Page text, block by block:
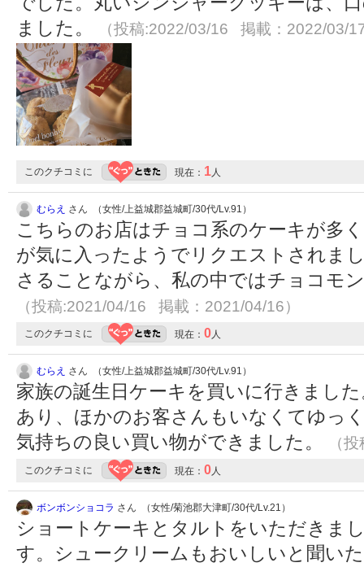
ました。
（投稿:2022/03/16 掲載：2022/03/
このクチコミに 現在： 1人
むらえ さん （女性/上益城郡益城町/30代/Lv.91）
こちらのお店はチョコ系のケーキが多
が気に入ったようでリクエストされま
さることながら、私の中ではチョコモ
（投稿:2021/04/16 掲載：2021/04/16）
このクチコミに 現在： 0人
むらえ さん （女性/上益城郡益城町/30代/Lv.91）
家族の誕生日ケーキを買いに行きまし
あり、ほかのお客さんもいなくてゆっ
気持ちの良い買い物ができました。
（
このクチコミに 現在： 0人
ボンボンショコラ さん （女性/菊池郡大津町/30代/Lv.21）
ショートケーキとタルトをいただきま
す。シュークリームもおいしいと聞い